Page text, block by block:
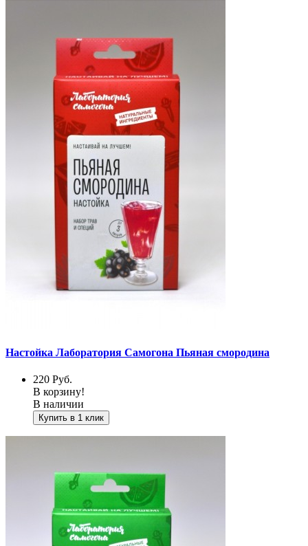
Настойка Лаборатория Самогона Пьяная смородина
220 Руб.
В корзину!
В наличии
Купить в 1 клик